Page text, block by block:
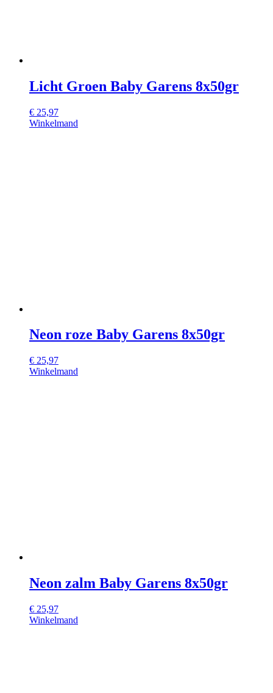
Licht Groen Baby Garens 8x50gr
€ 25,97
Winkelmand
Neon roze Baby Garens 8x50gr
€ 25,97
Winkelmand
Neon zalm Baby Garens 8x50gr
€ 25,97
Winkelmand